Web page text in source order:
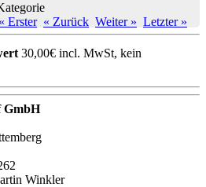
« Erster « Zurück Weiter » Letzter »
30,00€ incl. MwSt, kein
GmbH
Winkler